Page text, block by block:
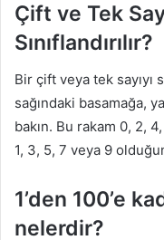
Çift ve Tek
Sınıflandırılır?
Bir çift veya tek sayıyı
sağındaki basamağa,
bakın. Bu rakam 0, 2,
1, 3, 5, 7 veya 9
1’den 100’e
nelerdir?